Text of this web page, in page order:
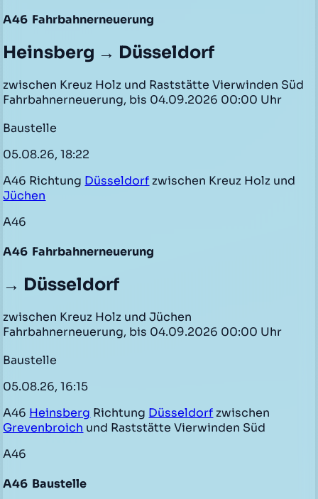
A46 Fahrbahnerneuerung
Heinsberg → Düsseldorf
zwischen Kreuz Holz und Raststätte Vierwinden Süd
Fahrbahnerneuerung, bis 04.09.2026 00:00 Uhr
Baustelle
05.08.26, 18:22
A46 Richtung Düsseldorf zwischen Kreuz Holz und
Jüchen
A46
A46 Fahrbahnerneuerung
→ Düsseldorf
zwischen Kreuz Holz und Jüchen
Fahrbahnerneuerung, bis 04.09.2026 00:00 Uhr
Baustelle
05.08.26, 16:15
A46 Heinsberg Richtung Düsseldorf zwischen
Grevenbroich und Raststätte Vierwinden Süd
A46
A46 Baustelle